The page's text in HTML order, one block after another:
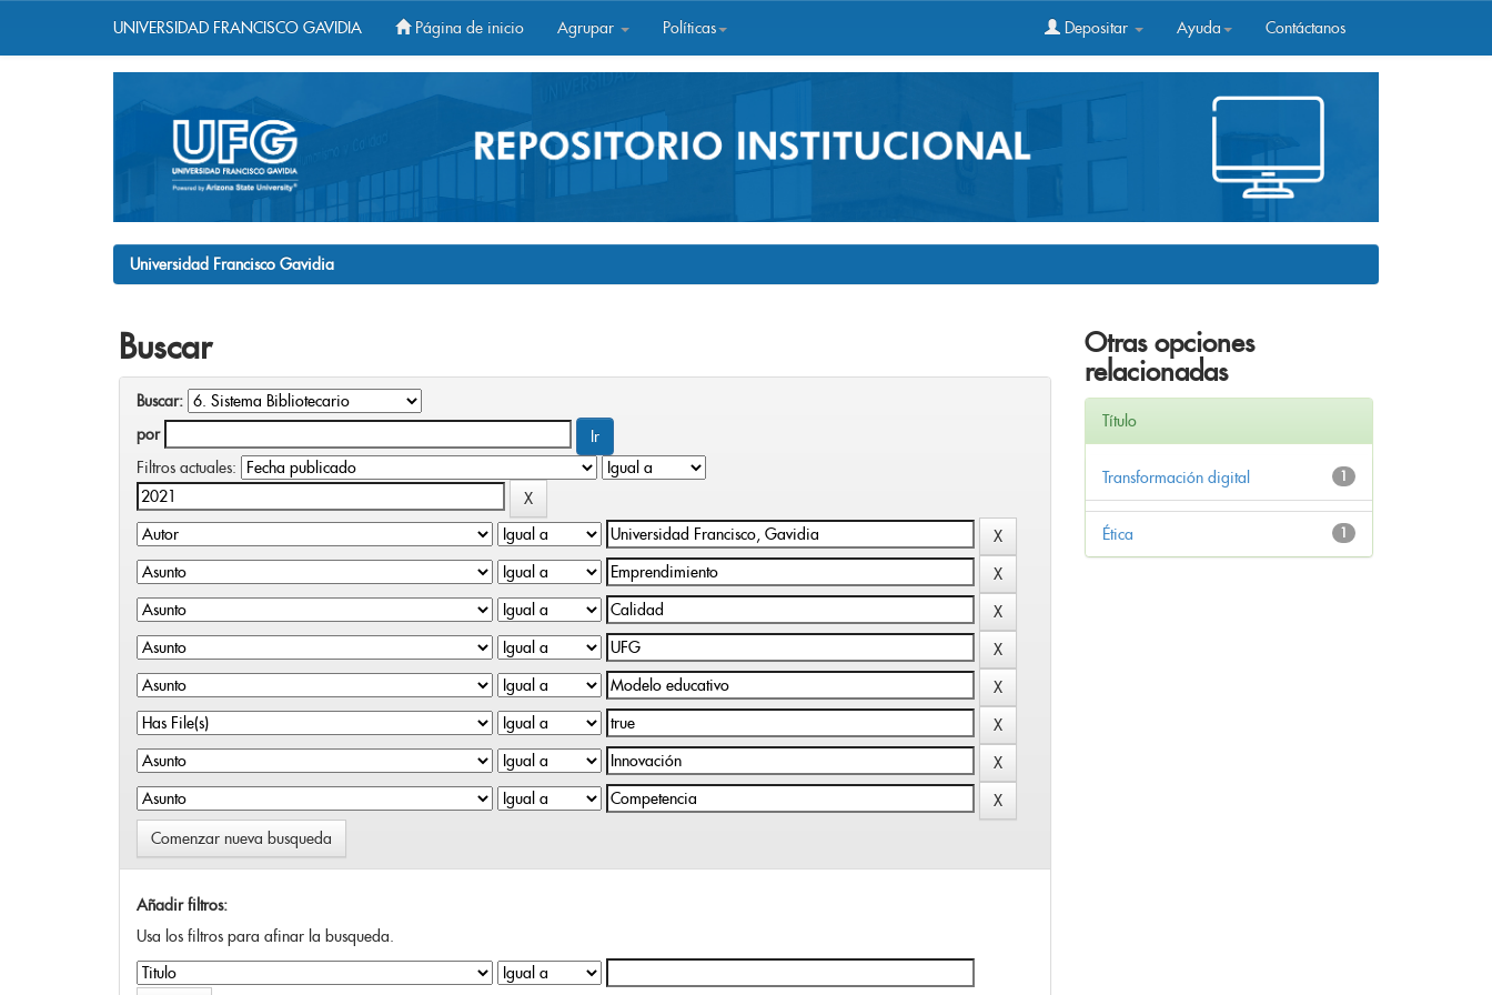
UNIVERSIDAD FRANCISCO GAVIDIA Página de inicio Agrupar Políticas Depositar Ayuda Contáctanos
Universidad Francisco Gavidia
Buscar
Buscar:
por
Filtros actuales:
Comenzar nueva busqueda
Añadir filtros:
Usa los filtros para afinar la busqueda.
Otras opciones
relacionadas
Título
1
Transformación digital
1
Ética